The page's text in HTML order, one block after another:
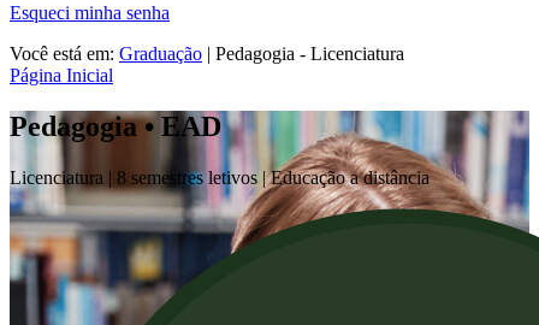
Esqueci minha senha
Você está em: Graduação | Pedagogia - Licenciatura
Página Inicial
Pedagogia • EAD
Licenciatura | 8 semestres letivos | Educação a distância